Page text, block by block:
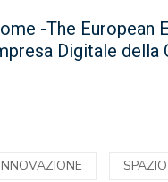
-The European
Digitale della